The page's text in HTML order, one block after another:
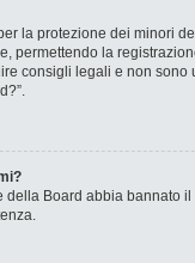
la protezione dei minori
permettendo la
consigli legali e non
della Board abbia bannato